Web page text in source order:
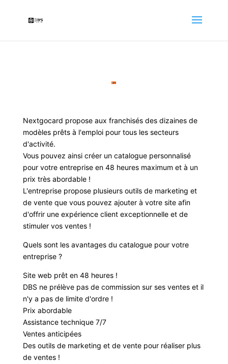
Nextgocard propose aux franchisés des dizaines de
modèles prêts à l'emploi pour tous les secteurs
d'activité.
Vous pouvez ainsi créer un catalogue personnalisé
pour votre entreprise en 48 heures maximum et à un
prix très abordable !
L'entreprise propose plusieurs outils de marketing et
de vente que vous pouvez ajouter à votre site afin
d'offrir une expérience client exceptionnelle et de
stimuler vos ventes !
Quels sont les avantages du catalogue pour votre
entreprise ?
Site web prêt en 48 heures !
DBS ne prélève pas de commission sur ses ventes et il
n'y a pas de limite d'ordre !
Prix abordable
Assistance technique 7/7
Ventes anticipées
Des outils de marketing et de vente pour réaliser plus
de ventes !